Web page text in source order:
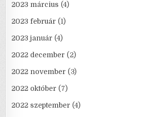
2023 március (4)
2023 február (1)
2023 január (4)
2022 december (2)
2022 november (3)
2022 október (7)
2022 szeptember (4)